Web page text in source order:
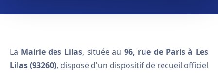
La Mairie des Lilas, située au 96, rue de Paris à Les
Lilas (93260), dispose d'un dispositif de recueil officiel